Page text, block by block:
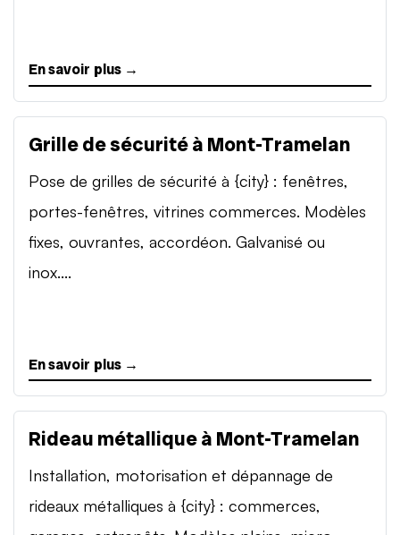
En savoir plus →
Grille de sécurité à Mont-Tramelan
Pose de grilles de sécurité à {city} : fenêtres,
portes-fenêtres, vitrines commerces. Modèles
fixes, ouvrantes, accordéon. Galvanisé ou
inox....
En savoir plus →
Rideau métallique à Mont-Tramelan
Installation, motorisation et dépannage de
rideaux métalliques à {city} : commerces,